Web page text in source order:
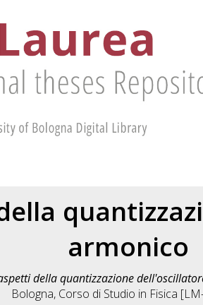
armonico
della quantizzazione
Bologna, Corso di Studio in Fisica